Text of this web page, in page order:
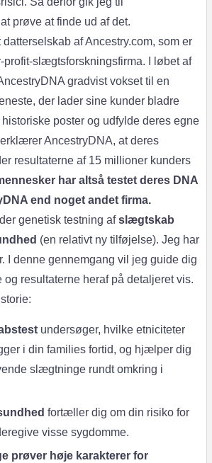
prøve at finde ud af det.
af Ancestry.com, som er
profit-slægtsforskningsfirma. I løbet af
gradvist vokset til en
der lader sine kunder bladre
poster og udfylde deres egne
AncestryDNA, at deres
resultaterne af 15 millioner kunders
har altså testet deres DNA
end noget andet firma.
genetisk testning afslægtskab
(en relativt ny tilføjelse). Jeg har
I denne gennemgang vil jeg guide dig
resultaterne heraf på detaljeret vis.
undersøger, hvilke etniciteter
i din families fortid, og hjælper dig
slægtninge rundt omkring i
fortæller dig om din risiko for
visse sygdomme.
prøver høje karakterer for